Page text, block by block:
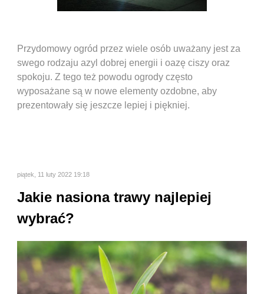
Przydomowy ogród przez wiele osób uważany jest za
swego rodzaju azyl dobrej energii i oazę ciszy oraz
spokoju. Z tego też powodu ogrody często
wyposażane są w nowe elementy ozdobne, aby
prezentowały się jeszcze lepiej i piękniej.
piątek, 11 luty 2022 19:18
Jakie nasiona trawy najlepiej
wybrać?